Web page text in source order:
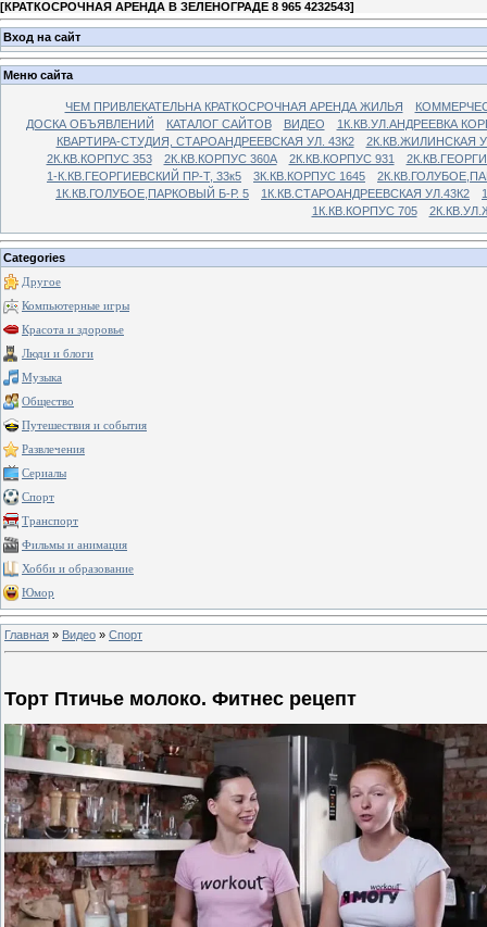
[КРАТКОСРОЧНАЯ АРЕНДА В ЗЕЛЕНОГРАДЕ 8 965 4232543]
Вход на сайт
Меню сайта
ЧЕМ ПРИВЛЕКАТЕЛЬНА КРАТКОСРОЧНАЯ АРЕНДА ЖИЛЬЯ
ДОСКА ОБЪЯВЛЕНИЙ
КАТАЛОГ САЙТОВ ВИДЕО
1К.КВ.УЛ.АНДРЕЕВКА
КВАРТИРА-СТУДИЯ, СТАРОАНДРЕЕВСКАЯ УЛ. 43К2
2К.КВ.ЖИЛИНСКАЯ
2К.КВ.КОРПУС 353
2К.КВ.КОРПУС 360А 2К.КВ.КОРПУС 931
1-К.КВ.ГЕОРГИЕВСКИЙ ПР-Т, 33к5
3К.КВ.КОРПУС 1645
1К.КВ.ГОЛУБОЕ,ПАРКОВЫЙ Б-Р. 5
1К.КВ.СТАРОАНДРЕЕВСКАЯ УЛ.43К2
1К.КВ.КОРПУС 705
Categories
Другое
Компьютерные игры
Красота и здоровье
Люди и блоги
Музыка
Общество
Путешествия и события
Развлечения
Сериалы
Спорт
Транспорт
Фильмы и анимация
Хобби и образование
Юмор
Главная » Видео » Спорт
Торт Птичье молоко. Фитнес рецепт